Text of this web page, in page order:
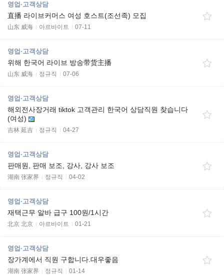
영업·고객상담
直播 라이브커머스 여성 호스트(조선족) 모집
山东 威海 아르바이트 07-11
영업·고객상담
위해 한국어 라이브 방송带货主播
山东 威海 정규직 07-06
영업·고객상담
해외전사장거래 tiktok 고객관리 한국어 상담직원 찾습니다
(여성)
吉林 延吉 정규직 04-27
영업·고객상담
판매원, 판매 보조, 강사, 강사 보조
湖南 张家界 정규직 04-02
영업·고객상담
재택근무 알바 급구 100원/1시간
北京 北京 아르바이트 01-21
영업·고객상담
장가계에서 직원 구합니다.대우좋음
湖南 张家界 정규직 01-14